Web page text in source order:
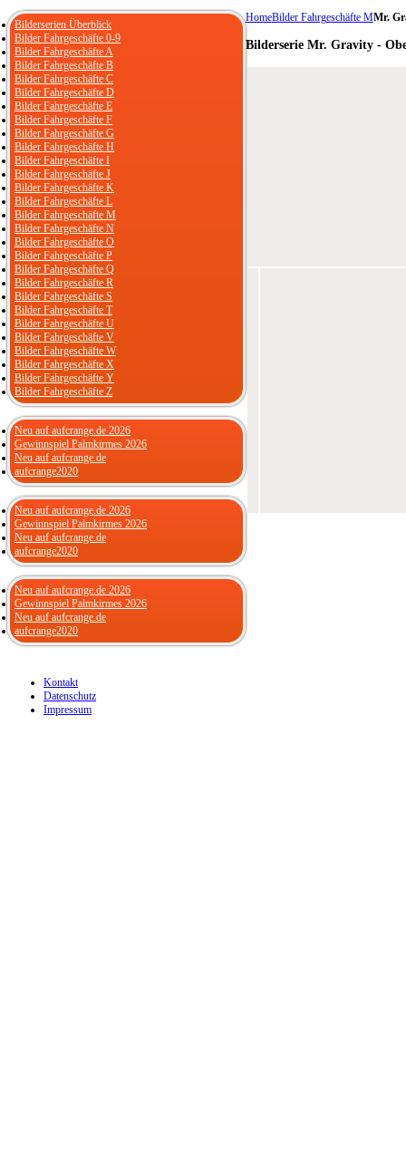
HomeBilder Fahrgeschäfte MMr.
Bilderserie Mr. Gravity -
Bilderserien Überblick
Bilder Fahrgeschäfte 0-9
Bilder Fahrgeschäfte A
Bilder Fahrgeschäfte B
Bilder Fahrgeschäfte C
Bilder Fahrgeschäfte D
Bilder Fahrgeschäfte E
Bilder Fahrgeschäfte F
Bilder Fahrgeschäfte G
Bilder Fahrgeschäfte H
Bilder Fahrgeschäfte I
Bilder Fahrgeschäfte J
Bilder Fahrgeschäfte K
Bilder Fahrgeschäfte L
Bilder Fahrgeschäfte M
Bilder Fahrgeschäfte N
Bilder Fahrgeschäfte O
Bilder Fahrgeschäfte P
Bilder Fahrgeschäfte Q
Bilder Fahrgeschäfte R
Bilder Fahrgeschäfte S
Bilder Fahrgeschäfte T
Bilder Fahrgeschäfte U
Bilder Fahrgeschäfte V
Bilder Fahrgeschäfte W
Bilder Fahrgeschäfte X
Bilder Fahrgeschäfte Y
Bilder Fahrgeschäfte Z
Neu auf aufcrange.de 2026
Gewinnspiel Palmkirmes 2026
Neu auf aufcrange.de
aufcrange2020
Neu auf aufcrange.de 2026
Gewinnspiel Palmkirmes 2026
Neu auf aufcrange.de
aufcrange2020
Neu auf aufcrange.de 2026
Gewinnspiel Palmkirmes 2026
Neu auf aufcrange.de
aufcrange2020
Kontakt
Datenschutz
Impressum